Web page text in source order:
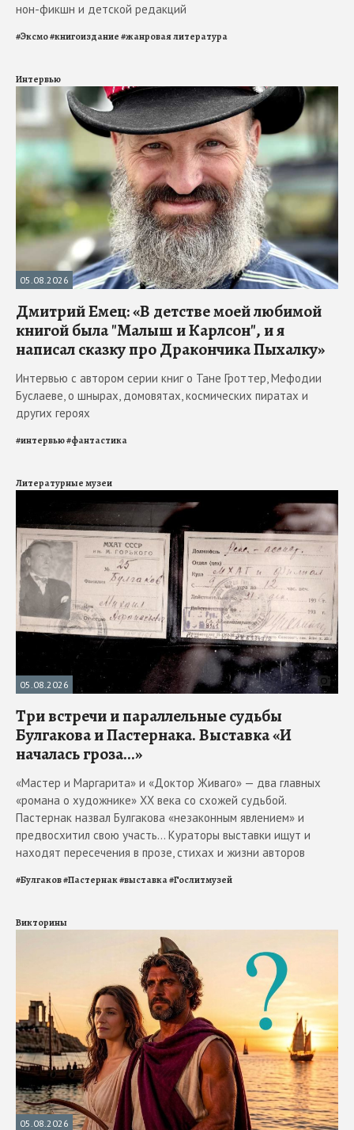
нон-фикшн и детской редакций
#Эксмо#книгоиздание#жанровая литература
Интервью
05.08.2026
Дмитрий Емец: «В детстве моей любимой
книгой была "Малыш и Карлсон", и я
написал сказку про Дракончика Пыхалку»
Интервью с автором серии книг о Тане Гроттер, Мефодии
Буслаеве, о шнырах, домовятах, космических пиратах и
других героях
#интервью#фантастика
Литературные музеи
05.08.2026
Три встречи и параллельные судьбы
Булгакова и Пастернака. Выставка «И
началась гроза...»
«Мастер и Маргарита» и «Доктор Живаго» — два главных
«романа о художнике» ХХ века со схожей судьбой.
Пастернак назвал Булгакова «незаконным явлением» и
предвосхитил свою участь... Кураторы выставки ищут и
находят пересечения в прозе, стихах и жизни авторов
#Булгаков#Пастернак#выставка#Гослитмузей
Викторины
05.08.2026